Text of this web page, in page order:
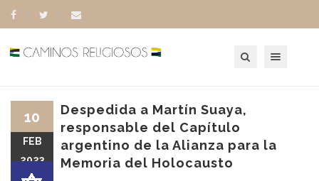
Despedida a Martín Suaya,
responsable del Capítulo
argentino de la Alianza para la
Memoria del Holocausto
10
FEB
2023